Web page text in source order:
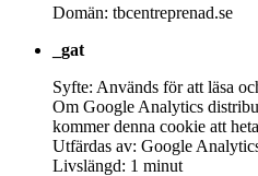
Domän: tbcentreprenad.se
_gat
Syfte: Används för att läsa
Om Google Analytics
kommer denna cookie att
Utfärdas av: Google
Livslängd: 1 minut